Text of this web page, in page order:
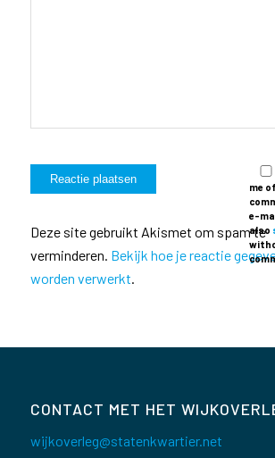
me
e-
also
Deze site gebruikt Akismet om spam te
verminderen. Bekijk hoe je reactie
worden verwerkt.
CONTACT MET HET
wijkoverleg@statenkwartier.net